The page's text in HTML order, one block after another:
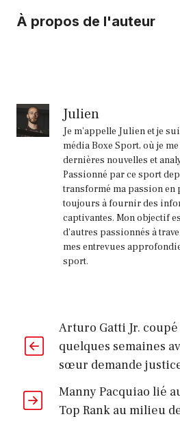
À propos de l'auteur
Julien
Je m'appelle Julien et je
média Boxe Sport, où je
dernières nouvelles et
Passionné par ce sport
transformé ma passion en
toujours à fournir des
captivantes. Mon objectif
d'autres passionnés à
mes entrevues
sport.
Arturo Gatti Jr.
quelques semaines
sœur demande
Manny Pacquiao lié
Top Rank au milieu